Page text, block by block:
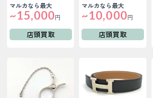
マルカなら最大
~15,000円
店頭買取
マルカなら最大
~10,000円
店頭買取